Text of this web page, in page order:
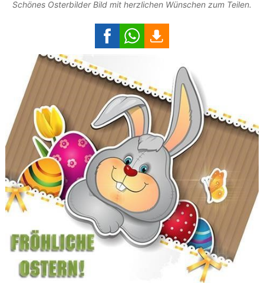
Schönes Osterbilder Bild mit herzlichen Wünschen zum Teilen.